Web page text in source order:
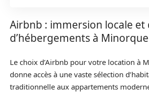
Airbnb : immersion locale et
d’hébergements à Minorque
Le choix d’Airbnb pour votre location à
donne accès à une vaste sélection
traditionnelle aux appartements